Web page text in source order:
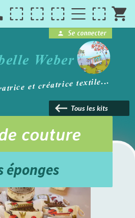
brightness_1
person Se connecter
Weber
et créatrice textile...
Tous les kits
keyboard_backspace
couture
éponges
shopping_cart